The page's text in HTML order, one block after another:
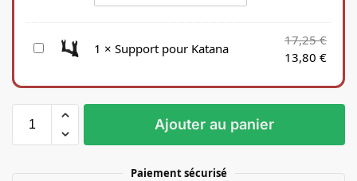
n
o
i
e
S
p
o
1 × Support pour Katana
17,25€
13,80 €
Ajouter au panier
Paiement sécurisé